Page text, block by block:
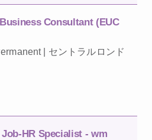
Consultant (EUC
| セントラルロンド
HR Specialist - wm